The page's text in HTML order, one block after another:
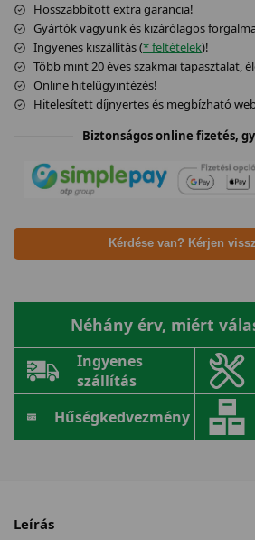
Hosszabbított extra garancia!
Gyártók vagyunk és kizárólagos
Ingyenes kiszállítás (* feltételek)!
Több mint 20 éves szakmai tapasztalat,
Online hitelügyintézés!
Hitelesített díjnyertes és megbízható
Biztonságos online fizetés,
Kérdése van? Kérjen
Néhány érv, miért
Ingyenes
szállítás
Hűségkedvezmény
Leírás